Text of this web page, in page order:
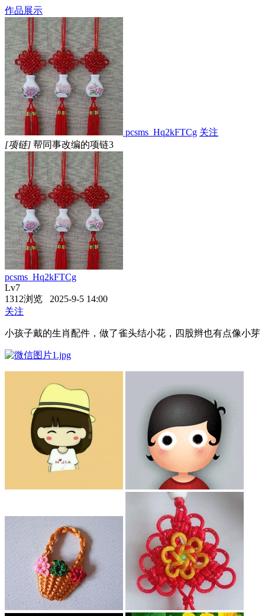
作品展示
pcsms_Hq2kFTCg 关注
[项链] 帮同事改编的项链3
pcsms_Hq2kFTCg
Lv7
1312浏览 2025-9-5 14:00
关注
小孩子戴的生肖配件，做了雀头结小花，四股辫也有点像小芽